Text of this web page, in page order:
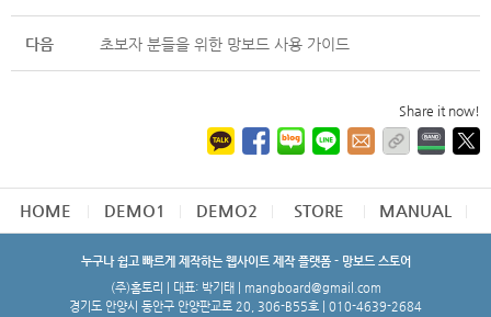
다음 초보자 분들을 위한 망보드 사용 가이드
Share it now!
HOME DEMO1 DEMO2 STORE MANUAL
누구나 쉽고 빠르게 제작하는 웹사이트 제작 플랫폼 - 망보드 스토어
(주)홈토리 | 대표: 박기태 | mangboard@gmail.com
경기도 안양시 동안구 안양판교로 20, 306-B55호 | 010-4639-2684